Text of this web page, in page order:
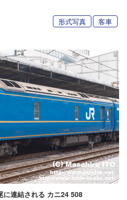
形式写真 客車
に連結される カニ24 508